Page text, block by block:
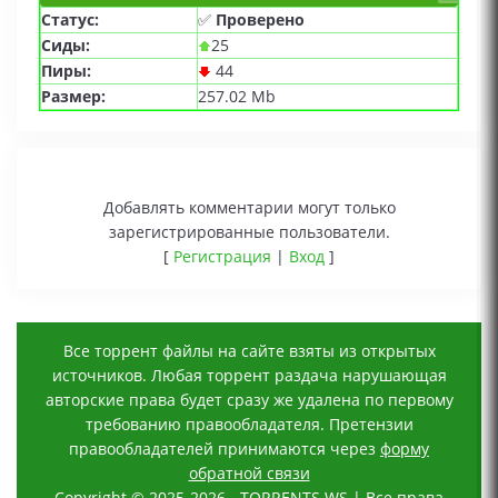
Статус: ✅ Проверено
Сиды:
25
Пиры:
44
Размер:
257.02 Mb
Добавлять комментарии могут только
зарегистрированные пользователи.
[ Регистрация | Вход ]
Все торрент файлы на сайте взяты из открытых
источников. Любая торрент раздача нарушающая
авторские права будет сразу же удалена по первому
требованию правообладателя. Претензии
правообладателей принимаются через форму
обратной связи